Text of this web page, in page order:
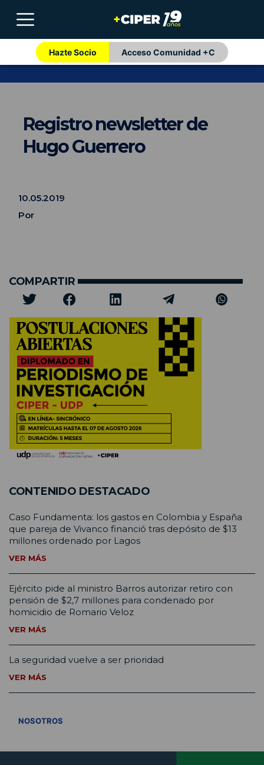
Hazte Socio Acceso Comunidad +C
Registro newsletter de
Hugo Guerrero
10.05.2019
Por
COMPARTIR
CONTENIDO DESTACADO
Caso Fundamenta: los gastos en Colombia y España
que pareja de Vivanco financió tras depósito de $13
millones ordenado por Lagos
VER MÁS
Ejército pide al ministro Barros autorizar retiro con
pensión de $2,7 millones para condenado por
homicidio de Romario Veloz
VER MÁS
La seguridad vuelve a ser prioridad
VER MÁS
NOSOTROS